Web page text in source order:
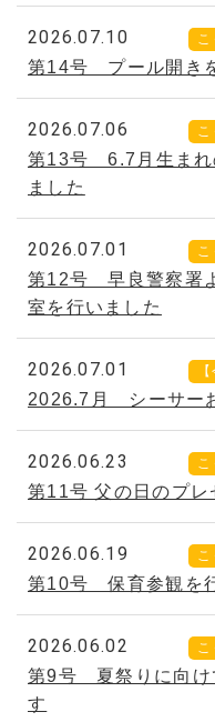
2026.07.10 こ
第14号 プール開き
2026.07.06 こ
第13号 6.7月生まれ
ました
2026.07.01 こ
第12号 早良警察署
室を行いました
2026.07.01
2026.7月 シーサー
2026.06.23 こ
第11号 父の日のプレ
2026.06.19 こ
第10号 保育参観を
2026.06.02 こ
第9号 夏祭りに向け
す